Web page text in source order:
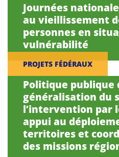
Journées
au vieillissement
personnes en
vulnérabilité
PROJETS FÉDÉRAUX
Politique publique
généralisation du
l’intervention par
appui au
territoires et
des missions